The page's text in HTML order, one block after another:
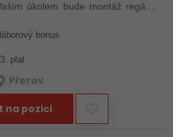
úkolem bude montáž regálů,
vozíků (VZV) podle výkresů.
bonus
plat
Přerov
na pozici